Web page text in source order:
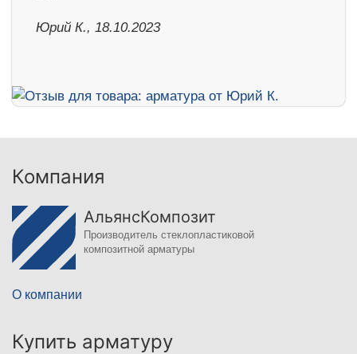
Юрий К., 18.10.2023
Компания
АльянсКомпозит
Производитель стеклопластиковой
композитной арматуры
О компании
Купить арматуру